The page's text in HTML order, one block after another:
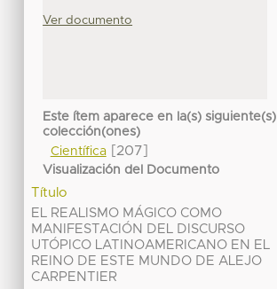
Ver documento
Este ítem aparece en la(s) siguiente(s)
colección(ones)
Científica[207]
Visualización del Documento
Título
EL REALISMO MÁGICO COMO
MANIFESTACIÓN DEL DISCURSO
UTÓPICO LATINOAMERICANO EN EL
REINO DE ESTE MUNDO DE ALEJO
CARPENTIER